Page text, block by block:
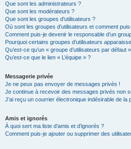
Que sont les administrateurs ?
Que sont les modérateurs ?
Que sont les groupes d’utilisateurs ?
Où sont les groupes d’utilisateurs et comment
Comment puis-je devenir le responsable d’un
Pourquoi certains groupes d’utilisateurs
Qu’est-ce qu’un « groupe d’utilisateurs par défaut
Qu’est-ce que le lien « L’équipe » ?
Messagerie privée
Je ne peux pas envoyer de messages privés !
Je continue à recevoir des messages privés non
J’ai reçu un courrier électronique indésirable de la
Amis et ignorés
À quoi sert ma liste d’amis et d’ignorés ?
Comment puis-je ajouter ou supprimer des